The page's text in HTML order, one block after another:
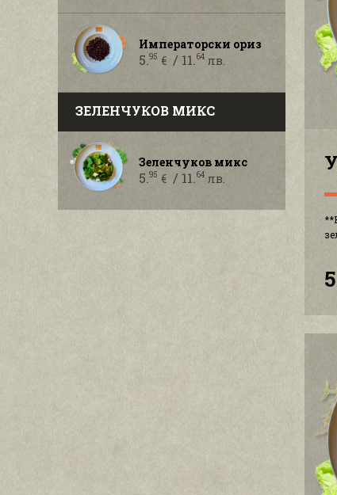
Императорски ориз
5.95 €/ 11. 64 лв.
ЗЕЛЕНЧУКОВ МИКС
Зеленчуков микс
5.95 €/ 11. 64 лв.